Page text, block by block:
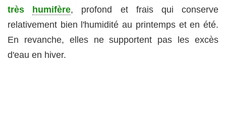
très humifère, profond et frais qui conserve
relativement bien l'humidité au printemps et en été.
En revanche, elles ne supportent pas les excès
d'eau en hiver.